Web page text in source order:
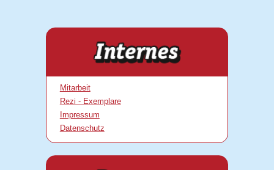
Mitarbeit
Rezi - Exemplare
Impressum
Datenschutz